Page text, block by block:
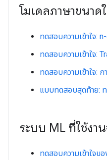
โมเดลภาษาขนา
ทดสอบความเข้าใจ:
ทดสอบความเข้าใจ:
ทดสอบความเข้าใจ:
แบบทดสอบสุดท้าย:
ระบบ ML ที่ใช้งาน
ทดสอบความเข้าใจ